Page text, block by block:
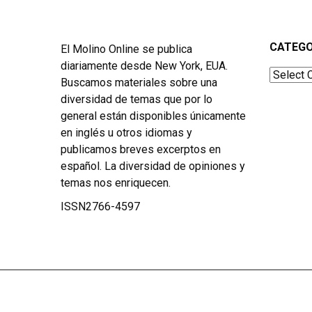
El Molino Online se publica
diariamente desde New York, EUA.
Buscamos materiales sobre una
diversidad de temas que por lo
general están disponibles únicamente
en inglés u otros idiomas y
publicamos breves excerptos en
español. La diversidad de opiniones y
temas nos enriquecen.
ISSN2766-4597